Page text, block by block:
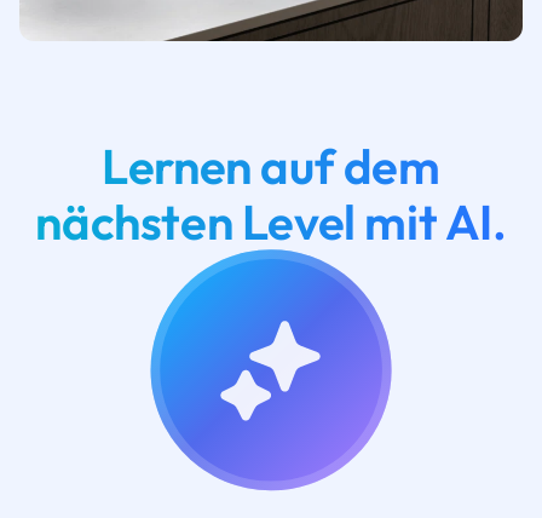
Lernen auf dem
nächsten Level mit AI.